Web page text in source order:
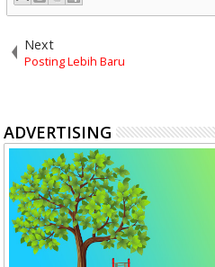
Next
Posting Lebih Baru
ADVERTISING